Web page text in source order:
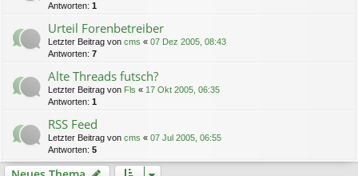
Antworten: 1
Urteil Forenbetreiber
Letzter Beitrag von cms « 07 Dez 2005, 08:43
Antworten: 7
Alte Threads futsch?
Letzter Beitrag von Fls « 17 Okt 2005, 06:35
Antworten: 1
RSS Feed
Letzter Beitrag von cms « 07 Jul 2005, 06:55
Antworten: 5